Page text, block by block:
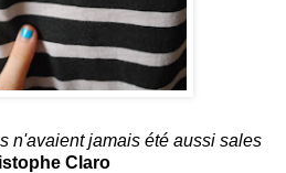
n'avaient jamais été aussi sales
Claro